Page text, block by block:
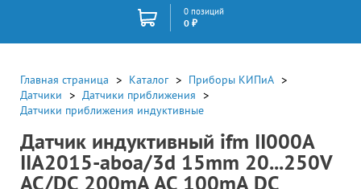
0 позиций
0 ₽
Главная страница Каталог
Приборы КИПиА
Датчики
Датчики приближения
Датчики приближения индуктивные
Датчик индуктивный ifm II000A
IIA2015-aboa/3d 15mm 20...250V
AC/DC 200mA AC 100mA DC